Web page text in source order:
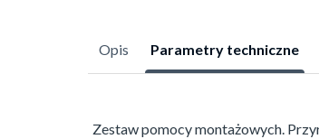
Opis Parametry techniczne
Zestaw pomocy montażowych.